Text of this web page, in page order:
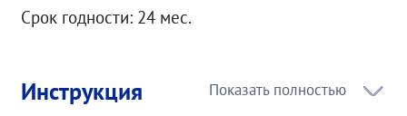
Срок годности: 24 мес.
Инструкция